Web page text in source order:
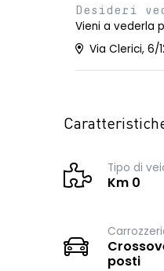
Desideri
Vieni a vederla
Via Clerici, 6/
Tipo di
Km 0
posti